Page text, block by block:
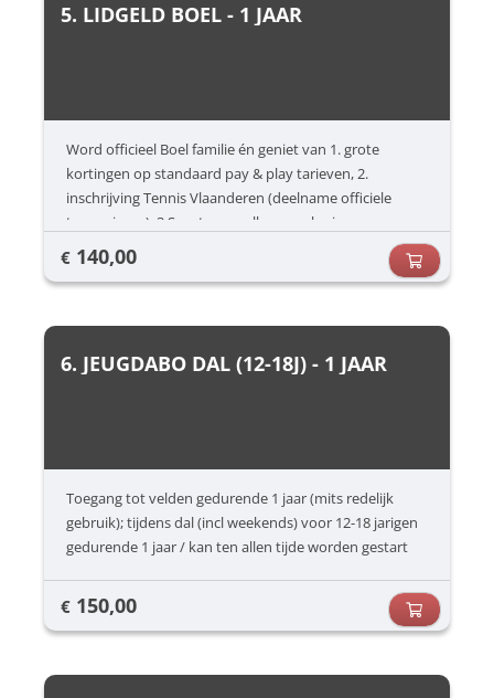
5. LIDGELD BOEL - 1 JAAR
Word officieel Boel familie én geniet van 1. grote
kortingen op standaard pay & play tarieven, 2.
inschrijving Tennis Vlaanderen (deelname officiele
tornooien,...), 3 Sportongevallenverzekering,
€ 140,00
6. JEUGDABO DAL (12-18J) - 1 JAAR
Toegang tot velden gedurende 1 jaar (mits redelijk
gebruik); tijdens dal (incl weekends) voor 12-18 jarigen
gedurende 1 jaar / kan ten allen tijde worden gestart
€ 150,00